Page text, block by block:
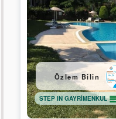
GÖKOVA
GAYRİMENKUL
EPA
WON
GAYRİMENKUL
EPA
DEPA
REAL
ESTATE
EPA
STEP IN GAYRİMENKUL
Özlem Bilin